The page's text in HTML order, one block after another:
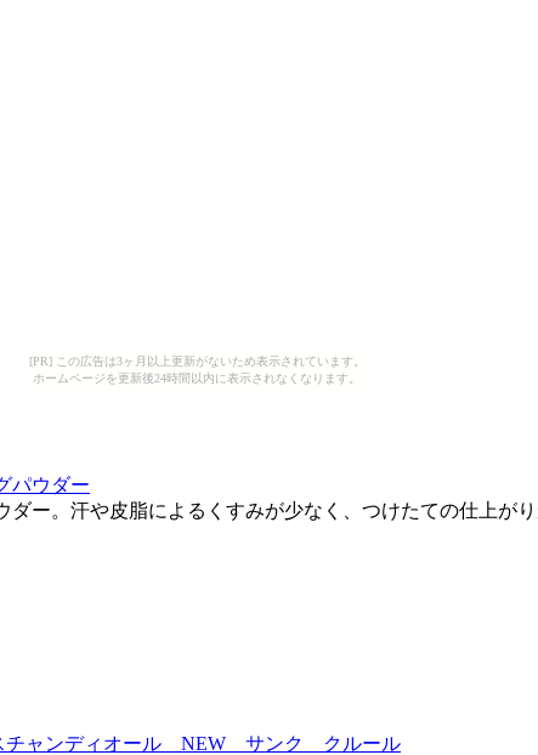
[PR] この広告は3ヶ月以上更新がないため表示されています。
ホームページを更新後24時間以内に表示されなくなります。
パウダー
ー。汗や皮脂によるくすみが少なく、つけたての仕上が
スチャンディオール NEW サンク クルール